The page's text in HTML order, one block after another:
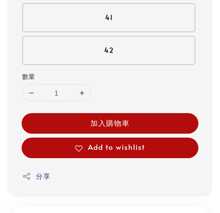
41
42
數量
加入購物車
Add to wishlist
分享